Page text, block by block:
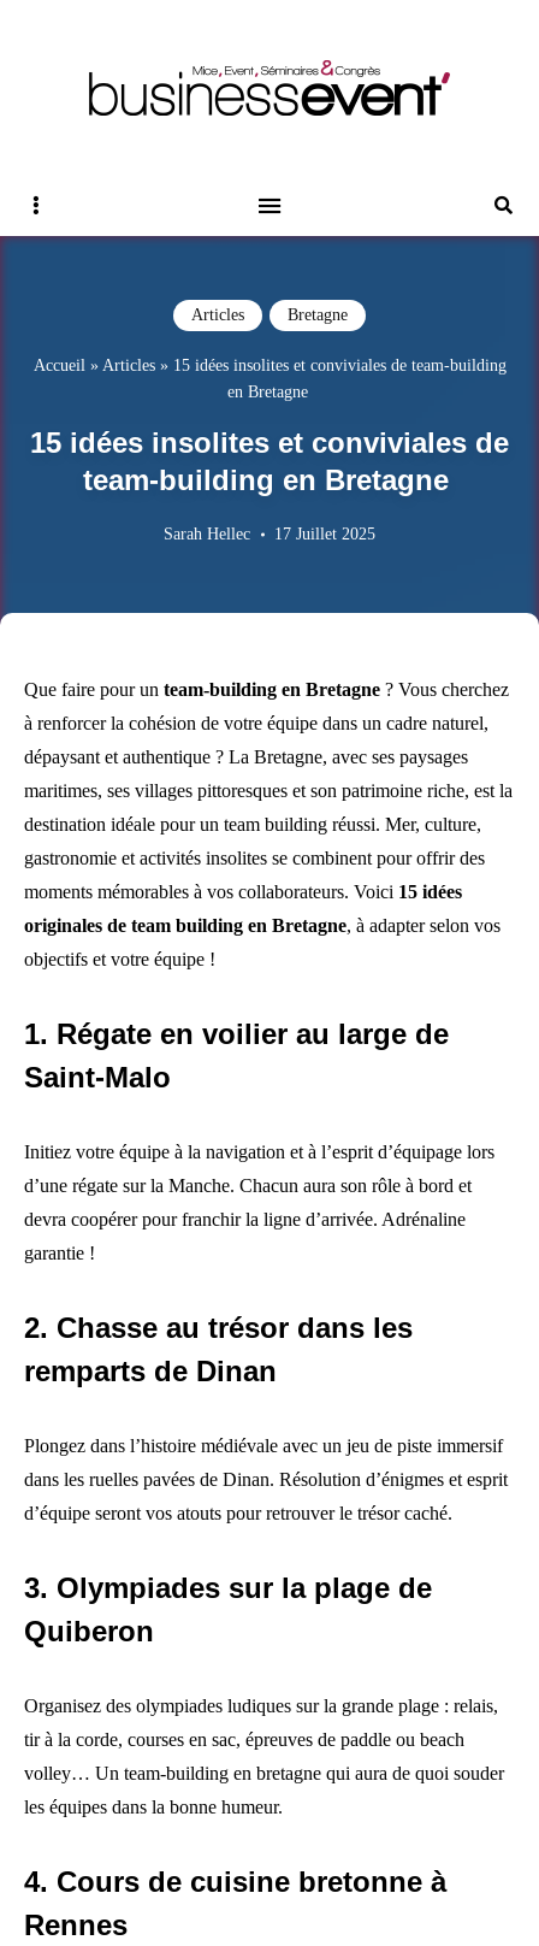
Sidebar
Articles Bretagne
Accueil» Articles» 15 idées insolites et conviviales de team-building
en Bretagne
15 idées insolites et conviviales de
team-building en Bretagne
Sarah Hellec 17 Juillet 2025
Que faire pour un team-building en Bretagne ? Vous cherchez
à renforcer la cohésion de votre équipe dans un cadre naturel,
dépaysant et authentique ? La Bretagne, avec ses paysages
maritimes, ses villages pittoresques et son patrimoine riche, est la
destination idéale pour un team building réussi. Mer, culture,
gastronomie et activités insolites se combinent pour offrir des
moments mémorables à vos collaborateurs. Voici 15 idées
originales de team building en Bretagne, à adapter selon vos
objectifs et votre équipe !
1. Régate en voilier au large de
Saint-Malo
Initiez votre équipe à la navigation et à l’esprit d’équipage lors
d’une régate sur la Manche. Chacun aura son rôle à bord et
devra coopérer pour franchir la ligne d’arrivée. Adrénaline
garantie !
2. Chasse au trésor dans les
remparts de Dinan
Plongez dans l’histoire médiévale avec un jeu de piste immersif
dans les ruelles pavées de Dinan. Résolution d’énigmes et esprit
d’équipe seront vos atouts pour retrouver le trésor caché.
3. Olympiades sur la plage de
Quiberon
Organisez des olympiades ludiques sur la grande plage : relais,
tir à la corde, courses en sac, épreuves de paddle ou beach
volley… Un team-building en bretagne qui aura de quoi souder
les équipes dans la bonne humeur.
4. Cours de cuisine bretonne à
Rennes